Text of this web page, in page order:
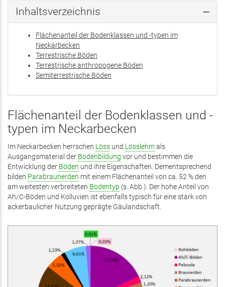
Inhaltsverzeichnis
Flächenanteil der Bodenklassen und -typen im
Neckarbecken
Terrestrische Böden
Terrestrische anthropogene Böden
Semiterrestrische Böden
Flächenanteil der Bodenklassen und -
typen im Neckarbecken
Im Neckarbecken herrschen Löss und Lösslehmals
Ausgangsmaterial der Bodenbildung vor und bestimmen die
Entwicklung der Böden und ihre Eigenschaften. Dementsprechend
bilden Parabraunerden mit einem Flächenanteil von ca. 52 % den
am weitesten verbreiteten Bodentyp (s. Abb.). Der hohe Anteil von
Ah/C-Böden und Kolluvien ist ebenfalls typisch für eine stark von
ackerbaulicher Nutzung geprägte Gäulandschaft.